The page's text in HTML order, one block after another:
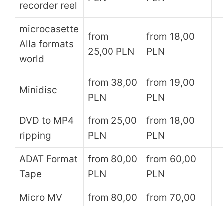
recorder reel
microcasette
Alla formats
world
from
25,00 PLN
from 18,00
PLN
Minidisc
from 38,00
PLN
from 19,00
PLN
DVD to MP4
ripping
from 25,00
PLN
from 18,00
PLN
ADAT Format
Tape
from 80,00
PLN
from 60,00
PLN
Micro MV
from 80,00
from 70,00